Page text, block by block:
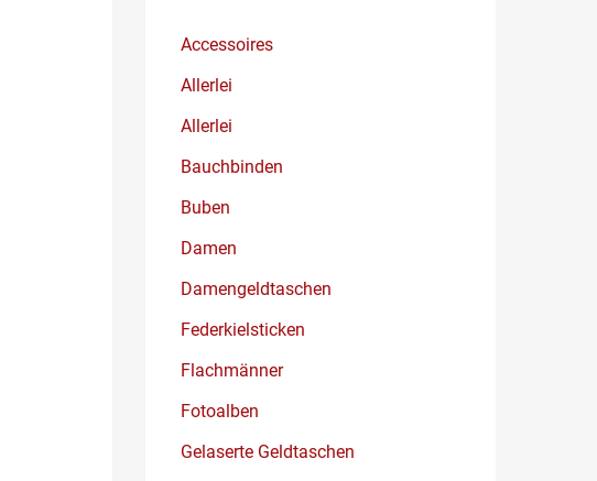
Accessoires
Allerlei
Allerlei
Bauchbinden
Buben
Damen
Damengeldtaschen
Federkielsticken
Flachmänner
Fotoalben
Gelaserte Geldtaschen